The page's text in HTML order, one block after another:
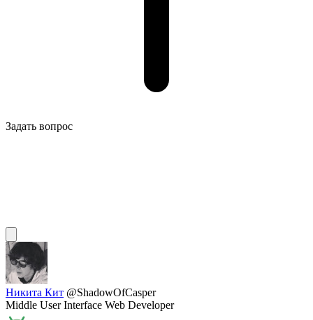
Задать вопрос
Никита Кит @ShadowOfCasper
Middle User Interface Web Developer